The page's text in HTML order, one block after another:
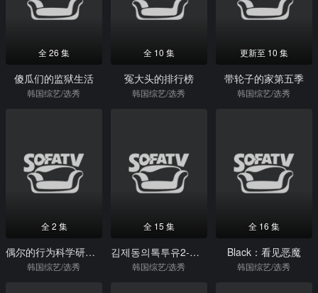
全 26 集
傻瓜们的监狱生活
韩国综艺/选秀
全 10 集
冤大头的排行榜
韩国综艺/选秀
更新至 10 集
带轮子的家第五季
韩国综艺/选秀
全 2 集
偶尔的行为科学研究所
韩国综艺/选秀
全 15 集
김제동의톡투유2-행복한가요그대
韩国综艺/选秀
全 16 集
Black：看见恶魔
韩国综艺/选秀